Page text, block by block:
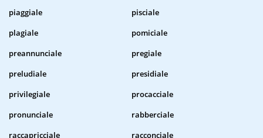
piaggiale
pisciale
plagiale
pomiciale
preannunciale
pregiale
preludiale
presidiale
privilegiale
procacciale
pronunciale
rabberciale
raccapricciale
racconciale